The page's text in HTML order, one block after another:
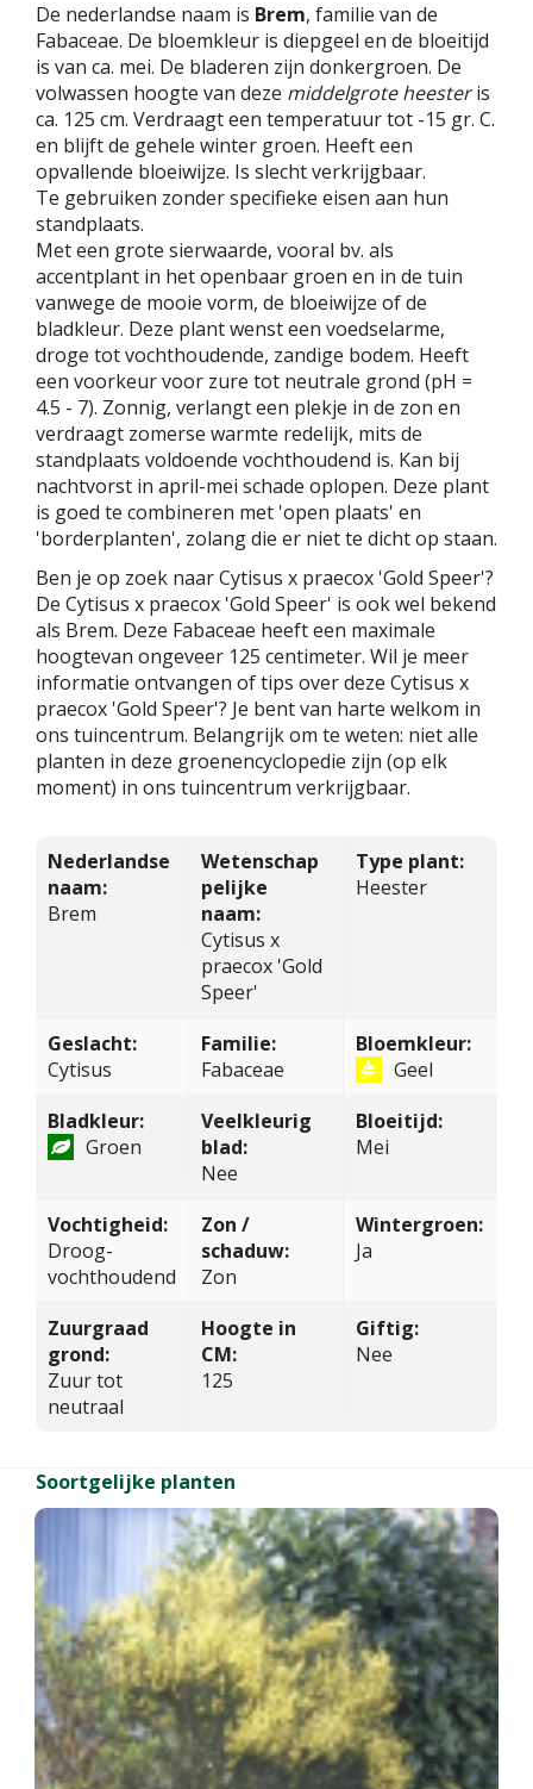
De nederlandse naam is Brem, familie van de
Fabaceae. De bloemkleur is diepgeel en de bloeitijd
is van ca. mei. De bladeren zijn donkergroen. De
volwassen hoogte van deze middelgrote heesteris
ca. 125 cm. Verdraagt een temperatuur tot -15 gr. C.
en blijft de gehele winter groen. Heeft een
opvallende bloeiwijze. Is slecht verkrijgbaar.
Te gebruiken zonder specifieke eisen aan hun
standplaats.
Met een grote sierwaarde, vooral bv. als
accentplant in het openbaar groen en in de tuin
vanwege de mooie vorm, de bloeiwijze of de
bladkleur. Deze plant wenst een voedselarme,
droge tot vochthoudende, zandige bodem. Heeft
een voorkeur voor zure tot neutrale grond (pH =
4.5 - 7). Zonnig, verlangt een plekje in de zon en
verdraagt zomerse warmte redelijk, mits de
standplaats voldoende vochthoudend is. Kan bij
nachtvorst in april-mei schade oplopen. Deze plant
is goed te combineren met 'open plaats' en
'borderplanten', zolang die er niet te dicht op staan.
Ben je op zoek naar Cytisus x praecox 'Gold Speer'?
De Cytisus x praecox 'Gold Speer' is ook wel bekend
als Brem. Deze Fabaceae heeft een maximale
hoogtevan ongeveer 125 centimeter. Wil je meer
informatie ontvangen of tips over deze Cytisus x
praecox 'Gold Speer'? Je bent van harte welkom in
ons tuincentrum. Belangrijk om te weten: niet alle
planten in deze groenencyclopedie zijn (op elk
moment) in ons tuincentrum verkrijgbaar.
Nederlandse
naam:
Brem
Wetenschap
pelijke
naam:
Cytisus x
praecox 'Gold
Speer'
Type plant:
Heester
Geslacht:
Cytisus
Familie:
Fabaceae
Bloemkleur:
Geel
Bladkleur:
Groen
Veelkleurig
blad:
Nee
Bloeitijd:
Mei
Vochtigheid:
Droog-
vochthoudend
Zon /
schaduw:
Zon
Wintergroen:
Ja
Zuurgraad
grond:
Zuur tot
neutraal
Hoogte in
CM:
125
Giftig:
Nee
Soortgelijke planten